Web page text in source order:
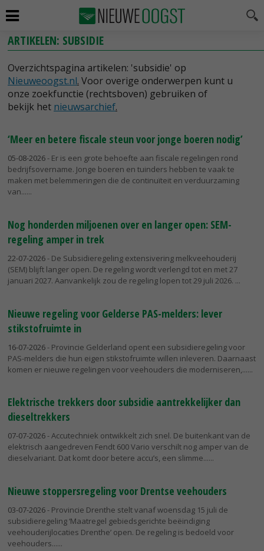
ARTIKELEN: SUBSIDIE
Overzichtspagina artikelen: 'subsidie' op
Nieuweoogst.nl. Voor overige onderwerpen kunt u
onze zoekfunctie (rechtsboven) gebruiken of
bekijk het nieuwsarchief.
‘Meer en betere fiscale steun voor jonge boeren nodig’
05-08-2026- Er is een grote behoefte aan fiscale regelingen rond
bedrijfsovername. Jonge boeren en tuinders hebben te vaak te
maken met belemmeringen die de continuïteit en verduurzaming
van...
Nog honderden miljoenen over en langer open: SEM-
regeling amper in trek
22-07-2026- De Subsidieregeling extensivering melkveehouderij
(SEM) blijft langer open. De regeling wordt verlengd tot en met 27
januari 2027. Aanvankelijk zou de regeling lopen tot 29 juli 2026.
Nieuwe regeling voor Gelderse PAS-melders: lever
stikstofruimte in
16-07-2026- Provincie Gelderland opent een subsidieregeling voor
PAS-melders die hun eigen stikstofruimte willen inleveren. Daarnaast
komen er nieuwe regelingen voor veehouders die moderniseren,...
Elektrische trekkers door subsidie aantrekkelijker dan
dieseltrekkers
07-07-2026- Accutechniek ontwikkelt zich snel. De buitenkant van de
elektrisch aangedreven Fendt 600 Vario verschilt nog amper van de
dieselvariant. Dat komt door betere accu’s, een slimme...
Nieuwe stoppersregeling voor Drentse veehouders
03-07-2026- Provincie Drenthe stelt vanaf woensdag 15 juli de
subsidieregeling ‘Maatregel gebiedsgerichte beëindiging
veehouderijlocaties Drenthe’ open. De regeling is bedoeld voor
veehouders...